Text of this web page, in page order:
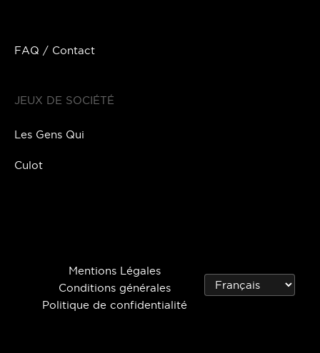
FAQ / Contact
JEUX DE SOCIÉTÉ
Les Gens Qui
Culot
Mentions Légales
Conditions générales
Politique de confidentialité